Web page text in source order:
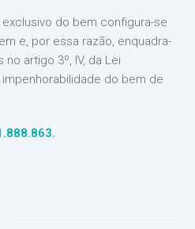
do bem configura-se
e, por essa razão, enquadra-
artigo 3º, IV, da Lei
do bem de